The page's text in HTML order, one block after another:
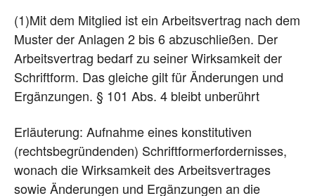
(1)Mit dem Mitglied ist ein Arbeitsvertrag nach dem
Muster der Anlagen 2 bis 6 abzuschließen. Der
Arbeitsvertrag bedarf zu seiner Wirksamkeit der
Schriftform. Das gleiche gilt für Änderungen und
Ergänzungen. § 101 Abs. 4 bleibt unberührt
Erläuterung: Aufnahme eines konstitutiven
(rechtsbegründenden) Schriftformerfordernisses,
wonach die Wirksamkeit des Arbeitsvertrages
sowie Änderungen und Ergänzungen an die